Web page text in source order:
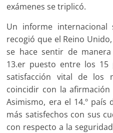
exámenes se triplicó.
Un informe
recogió que el Reino
se hace sentir de
13.er puesto entre los 15
satisfacción vital de los
coincidir con la
Asimismo, era el 14.º país
más satisfechos con sus
con respecto a la